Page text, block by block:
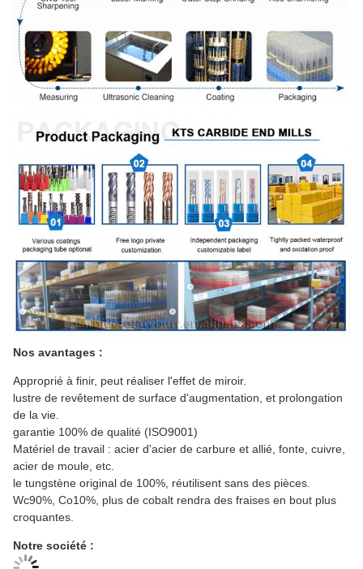
Nos avantages :
Approprié à finir, peut réaliser l'effet de miroir.
lustre de revêtement de surface d'augmentation, et prolongation
de la vie.
garantie 100% de qualité (ISO9001)
Matériel de travail : acier d'acier de carbure et allié, fonte, cuivre,
acier de moule, etc.
le tungstène original de 100%, réutilisent sans des pièces.
Wc90%, Co10%, plus de cobalt rendra des fraises en bout plus
croquantes.
Notre société :